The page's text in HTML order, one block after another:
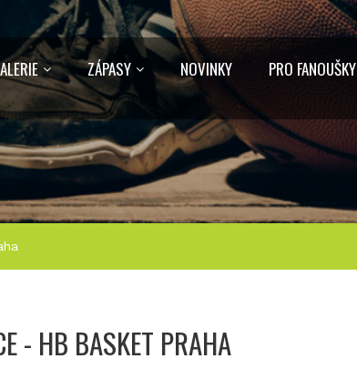
ZÁPASY NOVINKY PRO FANOUŠKY
- HB BASKET PRAHA